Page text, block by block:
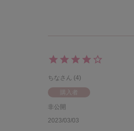
ちな 4
購入者
非公開
2023/03/03